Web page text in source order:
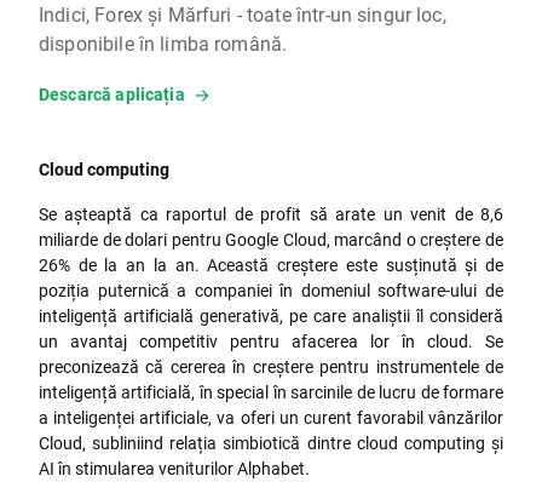
Indici, Forex și Mărfuri - toate într-un singur loc,
disponibile în limba română.
Descarcă aplicația
Cloud computing
Se așteaptă ca raportul de profit să arate un venit de 8,6
miliarde de dolari pentru Google Cloud, marcând o creștere de
26% de la an la an. Această creștere este susținută și de
poziția puternică a companiei în domeniul software-ului de
inteligență artificială generativă, pe care analiștii îl consideră
un avantaj competitiv pentru afacerea lor în cloud. Se
preconizează că cererea în creștere pentru instrumentele de
inteligență artificială, în special în sarcinile de lucru de formare
a inteligenței artificiale, va oferi un curent favorabil vânzărilor
Cloud, subliniind relația simbiotică dintre cloud computing și
AI în stimularea veniturilor Alphabet.